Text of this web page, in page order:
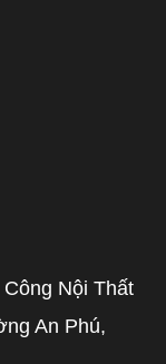
Nội Thất
An Phú,